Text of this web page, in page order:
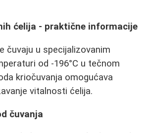
ćelija - praktične informacije
čuvaju u specijalizovanim
od -196°C u tečnom
kriočuvanja omogućava
vitalnosti ćelija.
čuvanja